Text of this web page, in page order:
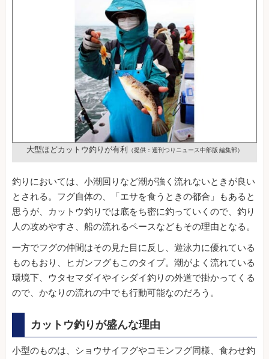
大型ほどカットウ釣りが有利 （提供：週刊つりニュース中部版 編集部）
釣りにおいては、小潮回りなど潮が強く流れないときが良い
とされる。フグ自体の、「エサを食うときの都合」もあると
思うが、カットウ釣りでは底をち密に釣っていくので、釣り
人の攻めやすさ、船の流れるペースなどもその理由となる。
一方でフグの仲間はその見た目に反し、遊泳力に優れている
ものもおり、ヒガンフグもこのタイプ。潮がよく流れている
環境下、ウタセマダイやイシダイ釣りの外道で掛かってくる
ので、かなりの流れの中でも行動可能なのだろう。
カットウ釣りが盛んな理由
小型のものは、ショウサイフグやコモンフグ同様、食わせ釣